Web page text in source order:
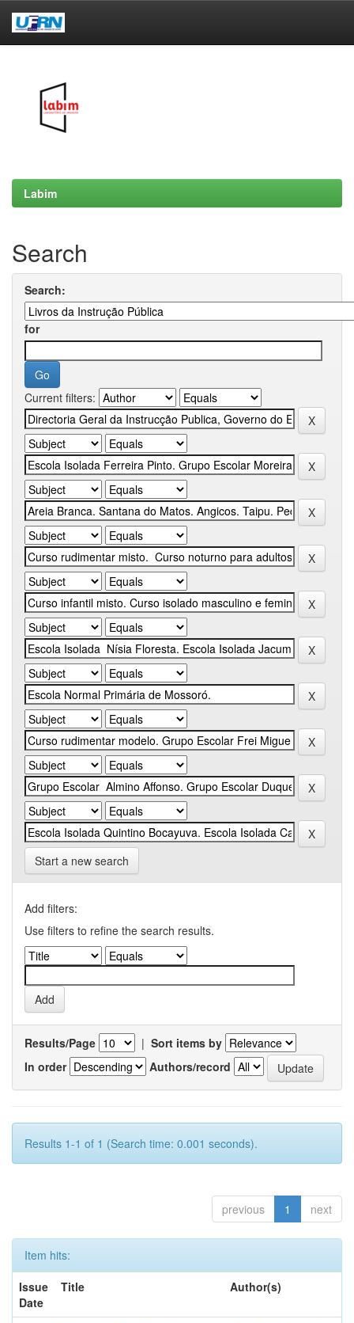
Labim
Search
Search:
for
Current filters:
Start a new search
Add filters:
Use filters to refine the search results.
Results/Page | Sort items by
In order
Authors/record
Results 1-1 of 1 (Search time: 0.001 seconds).
previous 1 next
Item hits:
Issue
Date
Title Author(s)